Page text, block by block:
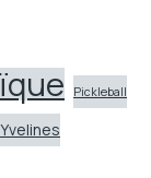
Pickleball
Yvelines